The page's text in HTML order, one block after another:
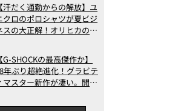
ィングデザインアイブロウW（スク
【汗だく通勤からの解放】ユ
クロのポロシャツが夏ビジ
スの大正解！オリヒカの透
の実力
【G-SHOCKの最高傑作か】
年ぶり超絶進化！グラビテ
マスター新作が凄い。開発
ムーブメントの衝撃